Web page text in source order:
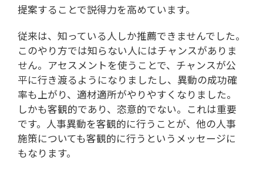
提案することで説得力を高めています。
従来は、知っている人しか推薦できませんでした。
このやり方では知らない人にはチャンスがありま
せん。アセスメントを使うことで、チャンスが公
平に行き渡るようになりましたし、異動の成功確
率も上がり、適材適所がやりやすくなりました。
しかも客観的であり、恣意的でない。これは重要
です。人事異動を客観的に行うことが、他の人事
施策についても客観的に行うというメッセージに
もなります。